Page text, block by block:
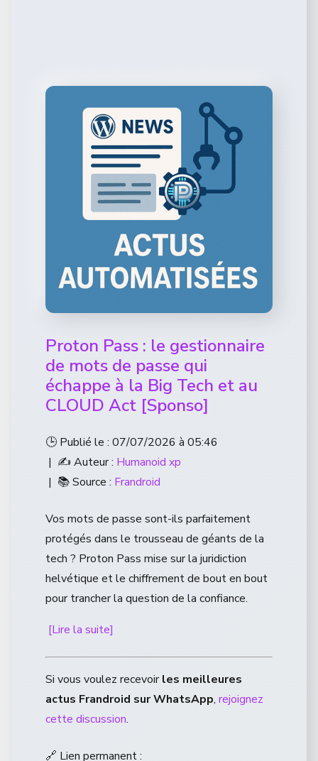
Proton Pass : le gestionnaire
de mots de passe qui
échappe à la Big Tech et au
CLOUD Act [Sponso]
🕒 Publié le : 07/07/2026 à 05:46
| ✍️ Auteur : Humanoid xp
| 📚 Source : Frandroid
Vos mots de passe sont-ils parfaitement
protégés dans le trousseau de géants de la
tech ? Proton Pass mise sur la juridiction
helvétique et le chiffrement de bout en bout
pour trancher la question de la confiance.
[Lire la suite]
Si vous voulez recevoirles meilleures
actus Frandroid sur WhatsApp, rejoignez
cette discussion.
🔗 Lien permanent :